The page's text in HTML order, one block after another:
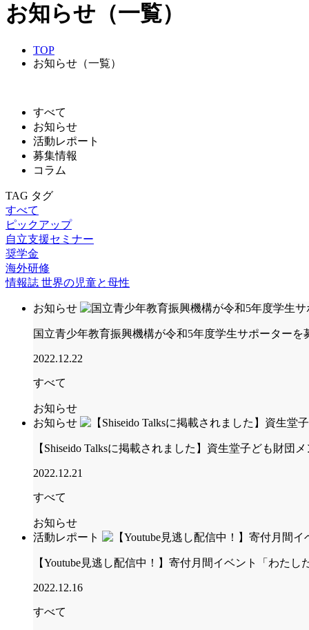
お知らせ（一覧）
TOP
お知らせ（一覧）
すべて
お知らせ
活動レポート
募集情報
コラム
TAG タグ
すべて
ピックアップ
自立支援セミナー
奨学金
海外研修
情報誌 世界の児童と母性
お知らせ
国立青少年教育振興機構が令和5年度学生サポーターを
2022.12.22
すべて
お知らせ
お知らせ
【Shiseido Talksに掲載されました】資生堂子ども財団
2022.12.21
すべて
お知らせ
活動レポート
【Youtube見逃し配信中！】寄付月間イベント「わた
2022.12.16
すべて